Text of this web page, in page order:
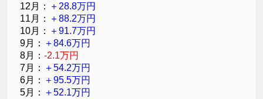
12月： ＋28.8万円
11月： ＋88.2万円
10月： ＋91.7万円
9月： ＋84.6万円
8月：-2.1万円
7月： ＋54.2万円
6月： ＋95.5万円
5月： ＋52.1万円